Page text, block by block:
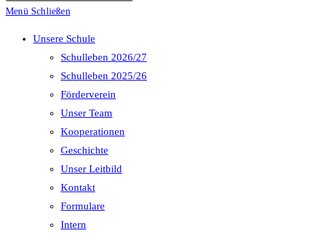
Menü Schließen
Unsere Schule
Schulleben 2026/27
Schulleben 2025/26
Förderverein
Unser Team
Kooperationen
Geschichte
Unser Leitbild
Kontakt
Formulare
Intern